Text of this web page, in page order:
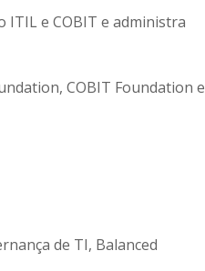
e COBIT e administra
COBIT Foundation e
de TI, Balanced